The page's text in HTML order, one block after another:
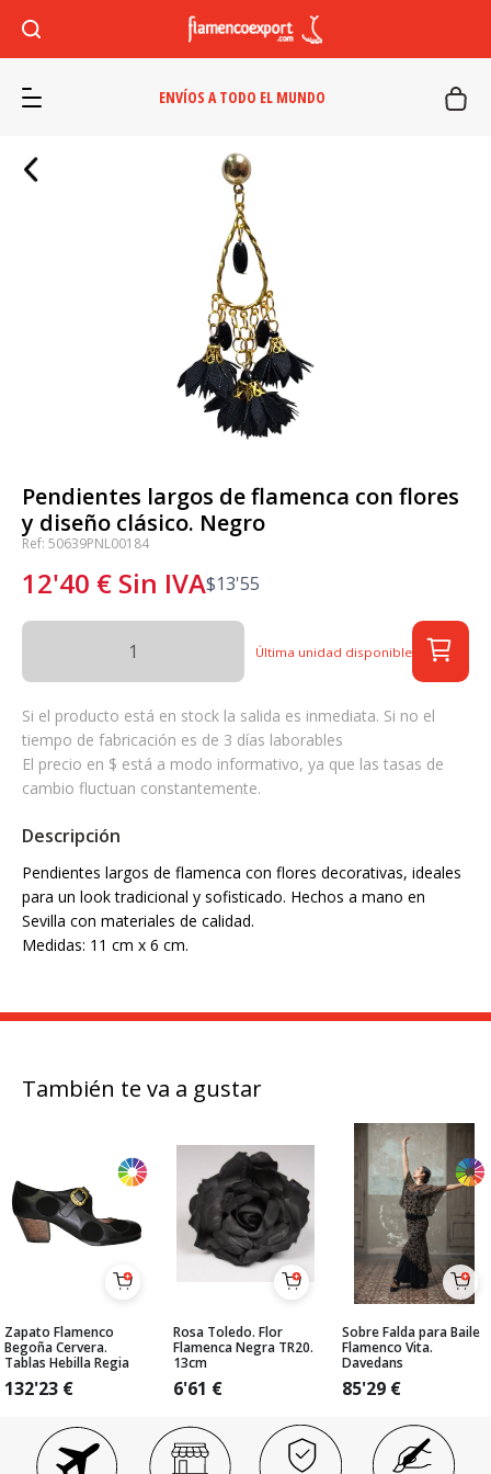
ENVÍOS A TODO EL MUNDO
Pendientes largos de flamenca con flores
y diseño clásico. Negro
Ref: 50639PNL00184
12'40 € Sin IVA$13'55
Última unidad disponible
Si el producto está en stock la salida es inmediata. Si no el
tiempo de fabricación es de 3 días laborables
El precio en $ está a modo informativo, ya que las tasas de
cambio fluctuan constantemente.
Descripción
Pendientes largos de flamenca con flores decorativas, ideales
para un look tradicional y sofisticado. Hechos a mano en
Sevilla con materiales de calidad.
Medidas: 11 cm x 6 cm.
También te va a gustar
Zapato Flamenco
Begoña Cervera.
Tablas Hebilla Regia
132'23 €
Rosa Toledo. Flor
Flamenca Negra TR20.
13cm
6'61 €
Sobre Falda para Baile
Flamenco Vita.
Davedans
85'29 €